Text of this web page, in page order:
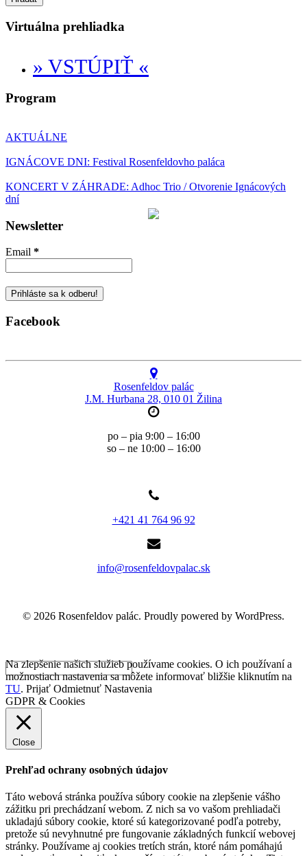
Virtuálna prehliadka
» VSTÚPIŤ «
Program
AKTUÁLNE
IGNÁCOVE DNI: Festival Rosenfeldovho paláca
KONCERT V ZÁHRADE: Adhoc Trio / Otvorenie Ignácových
dní
Newsletter
Email *
Facebook
Rosenfeldov palác
J.M. Hurbana 28, 010 01 Žilina
po – pia 9:00 – 16:00
so – ne 10:00 – 16:00
+421 41 764 96 92
info@rosenfeldovpalac.sk
© 2026 Rosenfeldov palác. Proudly powered by WordPress.
Na zlepšenie našich služieb používame cookies. O ich používaní a
možnostiach nastavenia sa môžete informovať bližšie kliknutím na
TU. Prijať Odmietnuť Nastavenia
GDPR & Cookies
Close
Prehľad ochrany osobných údajov
Táto webová stránka používa súbory cookie na zlepšenie vášho
zážitku pri prechádzaní webom. Z nich sa vo vašom prehliadači
ukladajú súbory cookie, ktoré sú kategorizované podľa potreby,
pretože sú nevyhnutné pre fungovanie základných funkcií webovej
stránky. Používame aj cookies tretích strán, ktoré nám pomáhajú